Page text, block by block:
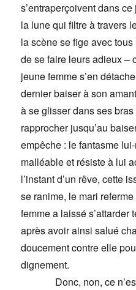
s’entraperçoivent dans
la lune qui filtre à travers
la scène se fige avec
de se faire leurs adieux –
jeune femme s’en
dernier baiser à son
à se glisser dans ses
rapprocher jusqu’au
empêche : le fantasme
malléable et résiste à lui
l’instant d’un rêve, cette
se ranime, le mari
femme a laissé s’attarder
après avoir ainsi salué
doucement contre elle
dignement.
Donc, non, ce n’est